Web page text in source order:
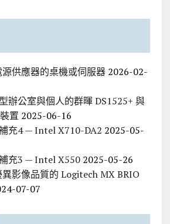
供應器的桌機或伺服器 2026-02-
辦公室與個人的群暉 DS1525+ 與
置 2025-06-16
充4 — Intel X710-DA2 2025-05-
充3 — Intel X550 2025-05-26
影像品質的 Logitech MX BRIO
07-07